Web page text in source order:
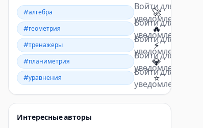
#алгебра
Войти для
уведомлений
🚀
#геометрия
Войти для
уведомлений
🔥
#тренажеры
Войти для
уведомлений
⚡
#планиметрия
Войти для
уведомлений
💎
#уравнения
Войти для
уведомлений
⭐
Интересные авторы